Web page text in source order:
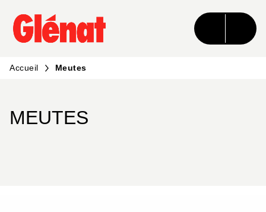
MENU RECHERCHE CONTENU
PIED DE PAGE
Accueil Meutes
MEUTES